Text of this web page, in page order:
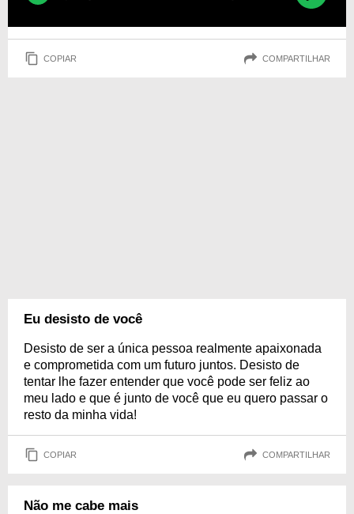
COPIAR COMPARTILHAR
Eu desisto de você
Desisto de ser a única pessoa realmente apaixonada
e comprometida com um futuro juntos. Desisto de
tentar lhe fazer entender que você pode ser feliz ao
meu lado e que é junto de você que eu quero passar o
resto da minha vida!
COPIAR COMPARTILHAR
Não me cabe mais